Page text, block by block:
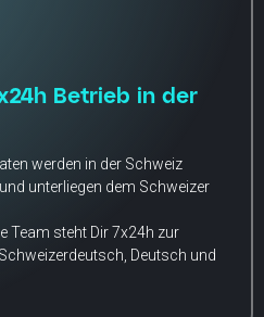
Betrieb in der
werden in der Schweiz
unterliegen dem Schweizer
Team steht Dir 7x24h zur
Deutsch und